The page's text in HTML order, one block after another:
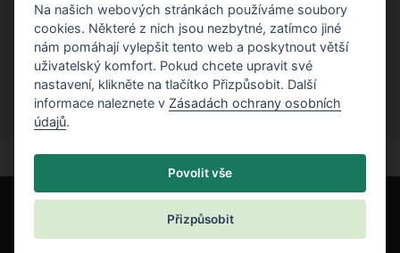
Stáhněte si manuály s teoretickými i praktickými ukázkami
použití programů.
Na našich webových stránkách používáme soubory
cookies. Některé z nich jsou nezbytné, zatímco jiné
nám pomáhají vylepšit tento web a poskytnout větší
uživatelský komfort. Pokud chcete upravit své
nastavení, klikněte na tlačítko Přizpůsobit. Další
informace naleznete v Zásadách ochrany osobních
údajů.
Povolit vše
Přizpůsobit